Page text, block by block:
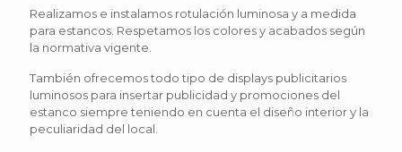
Realizamos e instalamos rotulación luminosa y a medida
para estancos. Respetamos los colores y acabados según
la normativa vigente.
También ofrecemos todo tipo de displays publicitarios
luminosos para insertar publicidad y promociones del
estanco siempre teniendo en cuenta el diseño interior y la
peculiaridad del local.